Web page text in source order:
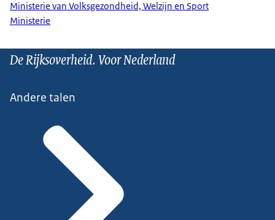
Ministerie van Volksgezondheid, Welzijn en Sport
Ministerie
De Rijksoverheid. Voor Nederland
Andere talen